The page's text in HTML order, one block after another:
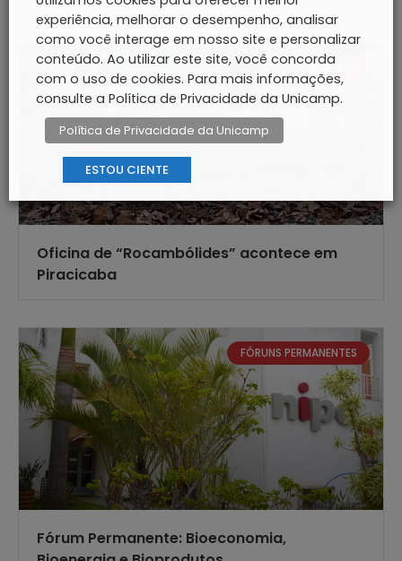
CULTURA
Oficina de “Rocambólides” acontece em
Piracicaba
FÓRUNS PERMANENTES
Fórum Permanente: Bioeconomia,
experiência, melhorar o desempenho, analisar
como você interage em nosso site e personalizar
conteúdo. Ao utilizar este site, você concorda
com o uso de cookies. Para mais informações,
consulte a Política de Privacidade da Unicamp.
Política de Privacidade da Unicamp
ESTOU CIENTE